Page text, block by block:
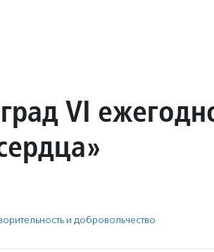
VI
и доброволь­чест­во